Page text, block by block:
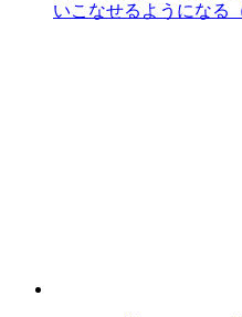
いこなせるようになる